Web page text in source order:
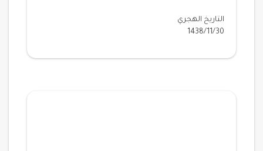
التاريخ الهجري
1438/11/30